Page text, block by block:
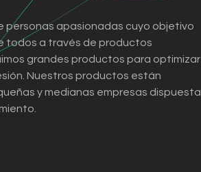
personas apasionadas cuyo objetivo
todos a través de productos
grandes productos para optimizar
Nuestros productos están
y medianas empresas